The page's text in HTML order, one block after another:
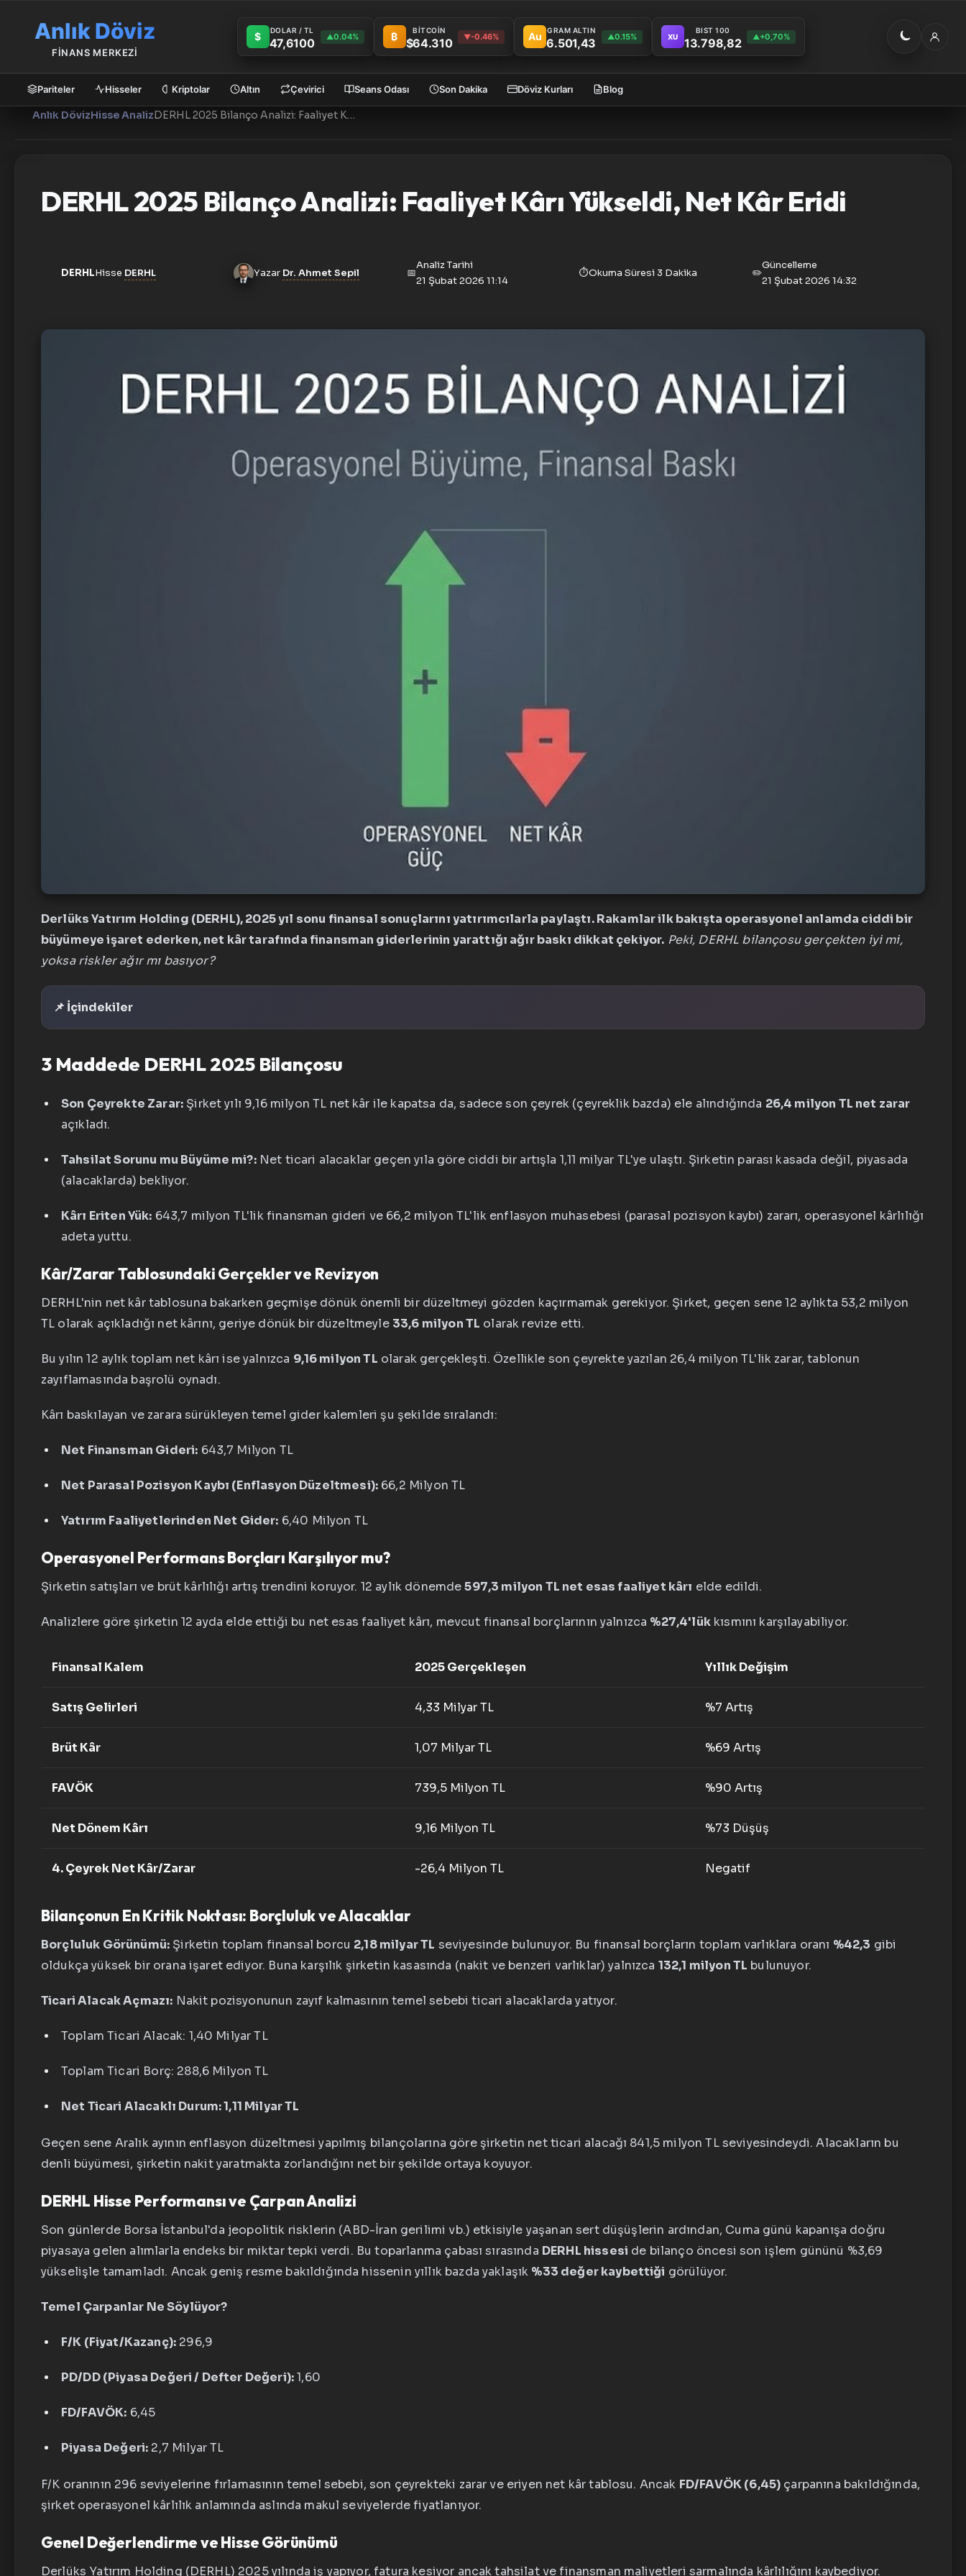
Anlık Döviz
FİNANS MERKEZİ
$ DOLAR / TL
47,6100 ▲0.04% ₿ BİTCOİN
$64.310 ▼-0.46% Au GRAM ALTIN
6.501,43 ▲0.15% XU
BIST 100
13.798,82 ▲+0,70%
Pariteler Hisseler Kriptolar Altın Çevirici Seans Odası Son Dakika Döviz Kurları Blog
Anlık DövizHisse Analiz DERHL 2025 Bilanço Analizi: Faaliyet Kârı Yükseldi, Net Kâr Eridi
DERHL 2025 Bilanço Analizi: Faaliyet Kârı Yükseldi, Net Kâr Eridi
DERHLHisse DERHL Yazar Dr. Ahmet Sepil 📅
Analiz Tarihi
21 Şubat 2026 11:14
⏱️Okuma Süresi 3 Dakika ✏️
Güncelleme
21 Şubat 2026 14:32
Derlüks Yatırım Holding (DERHL), 2025 yıl sonu finansal sonuçlarını yatırımcılarla paylaştı. Rakamlar ilk bakışta operasyonel anlamda ciddi bir
büyümeye işaret ederken, net kâr tarafında finansman giderlerinin yarattığı ağır baskı dikkat çekiyor. Peki, DERHL bilançosu gerçekten iyi mi,
yoksa riskler ağır mı basıyor?
📌 İçindekiler
3 Maddede DERHL 2025 Bilançosu
Son Çeyrekte Zarar: Şirket yılı 9,16 milyon TL net kâr ile kapatsa da, sadece son çeyrek (çeyreklik bazda) ele alındığında 26,4 milyon TL net zarar
açıkladı.
Tahsilat Sorunu mu Büyüme mi?:Net ticari alacaklar geçen yıla göre ciddi bir artışla 1,11 milyar TL'ye ulaştı. Şirketin parası kasada değil, piyasada
(alacaklarda) bekliyor.
Kârı Eriten Yük: 643,7 milyon TL'lik finansman gideri ve 66,2 milyon TL'lik enflasyon muhasebesi (parasal pozisyon kaybı) zararı, operasyonel kârlılığı
adeta yuttu.
Kâr/Zarar Tablosundaki Gerçekler ve Revizyon
DERHL'nin net kâr tablosuna bakarken geçmişe dönük önemli bir düzeltmeyi gözden kaçırmamak gerekiyor. Şirket, geçen sene 12 aylıkta 53,2 milyon
TL olarak açıkladığı net kârını, geriye dönük bir düzeltmeyle 33,6 milyon TL olarak revize etti.
Bu yılın 12 aylık toplam net kârı ise yalnızca 9,16 milyon TL olarak gerçekleşti. Özellikle son çeyrekte yazılan 26,4 milyon TL'lik zarar, tablonun
zayıflamasında başrolü oynadı.
Kârı baskılayan ve zarara sürükleyen temel gider kalemleri şu şekilde sıralandı:
Net Finansman Gideri: 643,7 Milyon TL
Net Parasal Pozisyon Kaybı (Enflasyon Düzeltmesi): 66,2 Milyon TL
Yatırım Faaliyetlerinden Net Gider: 6,40 Milyon TL
Operasyonel Performans Borçları Karşılıyor mu?
Şirketin satışları ve brüt kârlılığı artış trendini koruyor. 12 aylık dönemde597,3 milyon TL net esas faaliyet kârı elde edildi.
Analizlere göre şirketin 12 ayda elde ettiği bu net esas faaliyet kârı, mevcut finansal borçlarının yalnızca %27,4'lükkısmını karşılayabiliyor.
Finansal Kalem 2025 Gerçekleşen Yıllık Değişim
Satış Gelirleri 4,33 Milyar TL %7 Artış
Brüt Kâr 1,07 Milyar TL %69 Artış
FAVÖK 739,5 Milyon TL %90 Artış
Net Dönem Kârı 9,16 Milyon TL %73 Düşüş
4. Çeyrek Net Kâr/Zarar -26,4 Milyon TL Negatif
Bilançonun En Kritik Noktası: Borçluluk ve Alacaklar
Borçluluk Görünümü: Şirketin toplam finansal borcu 2,18 milyar TL seviyesinde bulunuyor. Bu finansal borçların toplam varlıklara oranı %42,3 gibi
oldukça yüksek bir orana işaret ediyor. Buna karşılık şirketin kasasında (nakit ve benzeri varlıklar) yalnızca 132,1 milyon TL bulunuyor.
Ticari Alacak Açmazı: Nakit pozisyonunun zayıf kalmasının temel sebebi ticari alacaklarda yatıyor.
Toplam Ticari Alacak: 1,40 Milyar TL
Toplam Ticari Borç: 288,6 Milyon TL
Net Ticari Alacaklı Durum: 1,11 Milyar TL
Geçen sene Aralık ayının enflasyon düzeltmesi yapılmış bilançolarına göre şirketin net ticari alacağı 841,5 milyon TL seviyesindeydi. Alacakların bu
denli büyümesi, şirketin nakit yaratmakta zorlandığını net bir şekilde ortaya koyuyor.
DERHL Hisse Performansı ve Çarpan Analizi
Son günlerde Borsa İstanbul'da jeopolitik risklerin (ABD-İran gerilimi vb.) etkisiyle yaşanan sert düşüşlerin ardından, Cuma günü kapanışa doğru
piyasaya gelen alımlarla endeks bir miktar tepki verdi. Bu toparlanma çabası sırasında DERHL hissesi de bilanço öncesi son işlem gününü %3,69
yükselişle tamamladı. Ancak geniş resme bakıldığında hissenin yıllık bazda yaklaşık %33 değer kaybettiği görülüyor.
Temel Çarpanlar Ne Söylüyor?
F/K (Fiyat/Kazanç): 296,9
PD/DD (Piyasa Değeri / Defter Değeri):1,60
FD/FAVÖK: 6,45
Piyasa Değeri: 2,7 Milyar TL
F/K oranının 296 seviyelerine fırlamasının temel sebebi, son çeyrekteki zarar ve eriyen net kâr tablosu. Ancak FD/FAVÖK (6,45) çarpanına bakıldığında,
şirket operasyonel kârlılık anlamında aslında makul seviyelerde fiyatlanıyor.
Genel Değerlendirme ve Hisse Görünümü
Derlüks Yatırım Holding (DERHL) 2025 yılında iş yapıyor, fatura kesiyor ancak tahsilat ve finansman maliyetleri sarmalında kârlılığını kaybediyor.